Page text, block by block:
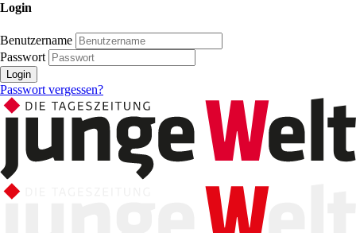
Login
Benutzername
Passwort
Login
Passwort vergessen?